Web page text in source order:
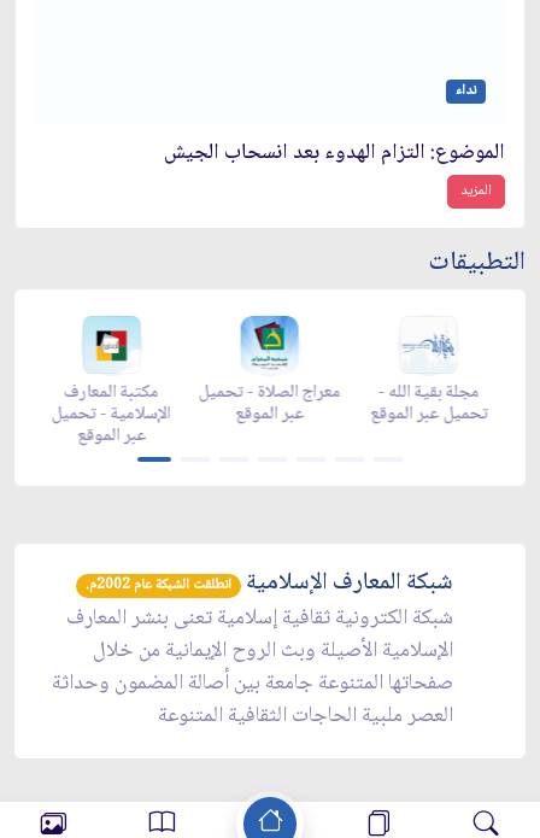
نداء
الموضوع: التزام الهدوء بعد انسحاب الجيش‏
المزيد
التطبيقات
مكتبة المعارف
الإسلامية - تحميل
عبر الموقع
معراج الصلاة - تحميل
عبر الموقع
مجلة بقية الله -
تحميل عبر الموقع
شبكة المعارف الإسلامية انطلقت الشبكة عام 2002م.
شبكة الكترونية ثقافية إسلامية تعنى بنشر المعارف
الإسلامية الأصيلة وبث الروح الإيمانية من خلال
صفحاتها المتنوعة جامعة بين أصالة المضمون وحداثة
العصر ملبية الحاجات الثقافية المتنوعة